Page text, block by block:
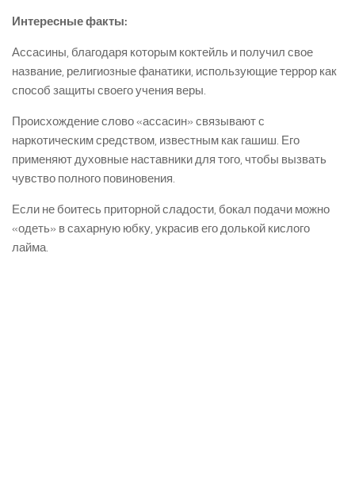
Интересные факты:
Ассасины, благодаря которым коктейль и получил свое
название, религиозные фанатики, использующие террор как
способ защиты своего учения веры.
Происхождение слово «ассасин» связывают с
наркотическим средством, известным как гашиш. Его
применяют духовные наставники для того, чтобы вызвать
чувство полного повиновения.
Если не боитесь приторной сладости, бокал подачи можно
«одеть» в сахарную юбку, украсив его долькой кислого
лайма.